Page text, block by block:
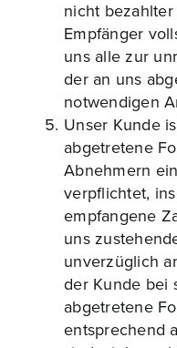
nicht
Empfänger
uns alle zur
der an uns
notwendigen
Unser Kunde
abgetretene
Abnehmern
verpflichtet,
empfangene
uns
unverzüglich
der Kunde bei
abgetretene
entsprechend